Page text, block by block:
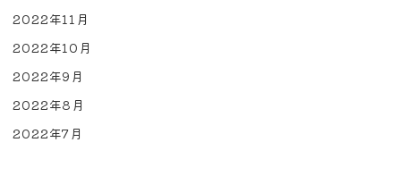
2022年11月
2022年10月
2022年9月
2022年8月
2022年7月